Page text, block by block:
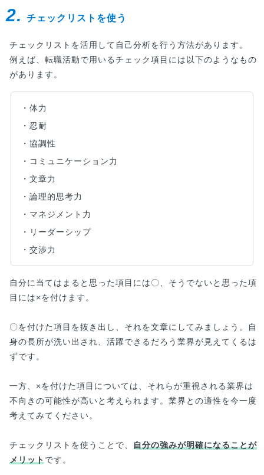
2. チェックリストを使う
チェックリストを活用して自己分析を行う方法があります。
例えば、転職活動で用いるチェック項目には以下のようなもの
があります。
・体力
・忍耐
・協調性
・コミュニケーション力
・文章力
・論理的思考力
・マネジメント力
・リーダーシップ
・交渉力
自分に当てはまると思った項目には〇、そうでないと思った項
目には×を付けます。
〇を付けた項目を抜き出し、それを文章にしてみましょう。自
身の長所が洗い出され、活躍できるだろう業界が見えてくるは
ずです。
一方、×を付けた項目については、それらが重視される業界は
不向きの可能性が高いと考えられます。業界との適性を今一度
考えてみてください。
チェックリストを使うことで、
自分の強みが明確になることが
メリット です。